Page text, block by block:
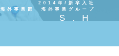
2014年/新卒入社
海外事業部 海外事業グループ
S.H